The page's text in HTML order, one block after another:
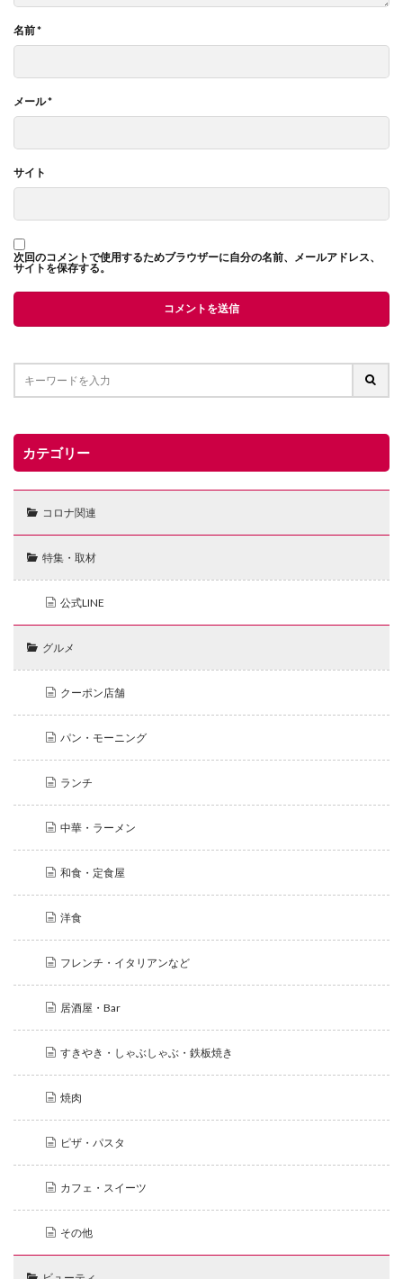
名前*
メール*
サイト
次回のコメントで使用するためブラウザーに自分の名前、メールアドレス、
サイトを保存する。
カテゴリー
コロナ関連
特集・取材
公式LINE
グルメ
クーポン店舗
パン・モーニング
ランチ
中華・ラーメン
和食・定食屋
洋食
フレンチ・イタリアンなど
居酒屋・Bar
すきやき・しゃぶしゃぶ・鉄板焼き
焼肉
ピザ・パスタ
カフェ・スイーツ
その他